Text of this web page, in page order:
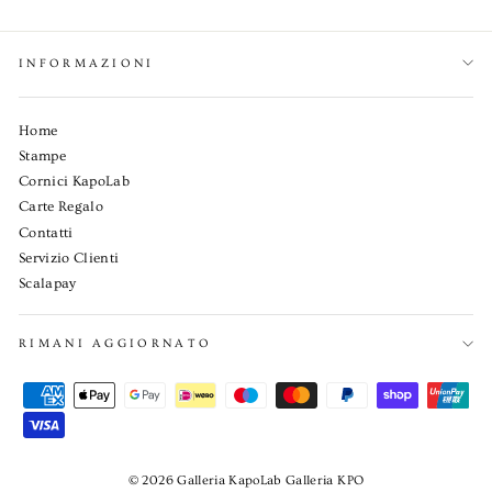
INFORMAZIONI
Home
Stampe
Cornici KapoLab
Carte Regalo
Contatti
Servizio Clienti
Scalapay
RIMANI AGGIORNATO
© 2026 Galleria KapoLab Galleria KPO